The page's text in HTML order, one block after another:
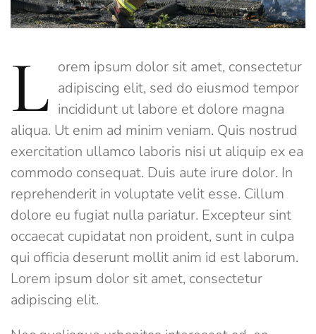
L orem ipsum dolor sit amet, consectetur
adipiscing elit, sed do eiusmod tempor
incididunt ut labore et dolore magna
aliqua. Ut enim ad minim veniam. Quis nostrud
exercitation ullamco laboris nisi ut aliquip ex ea
commodo consequat. Duis aute irure dolor. In
reprehenderit in voluptate velit esse. Cillum
dolore eu fugiat nulla pariatur. Excepteur sint
occaecat cupidatat non proident, sunt in culpa
qui officia deserunt mollit anim id est laborum.
Lorem ipsum dolor sit amet, consectetur
adipiscing elit.